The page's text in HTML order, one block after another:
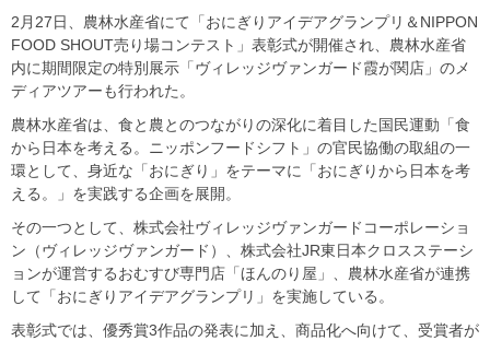
2月27日、農林水産省にて「おにぎりアイデアグランプリ＆NIPPON
FOOD SHOUT売り場コンテスト」表彰式が開催され、農林水産省
内に期間限定の特別展示「ヴィレッジヴァンガード霞が関店」のメ
ディアツアーも行われた。
農林水産省は、食と農とのつながりの深化に着目した国民運動「食
から日本を考える。ニッポンフードシフト」の官民協働の取組の一
環として、身近な「おにぎり」をテーマに「おにぎりから日本を考
える。」を実践する企画を展開。
その一つとして、株式会社ヴィレッジヴァンガードコーポレーショ
ン（ヴィレッジヴァンガード）、株式会社JR東日本クロスステーシ
ョンが運営するおむすび専門店「ほんのり屋」、農林水産省が連携
して「おにぎりアイデアグランプリ」を実施している。
表彰式では、優秀賞3作品の発表に加え、商品化へ向けて、受賞者が